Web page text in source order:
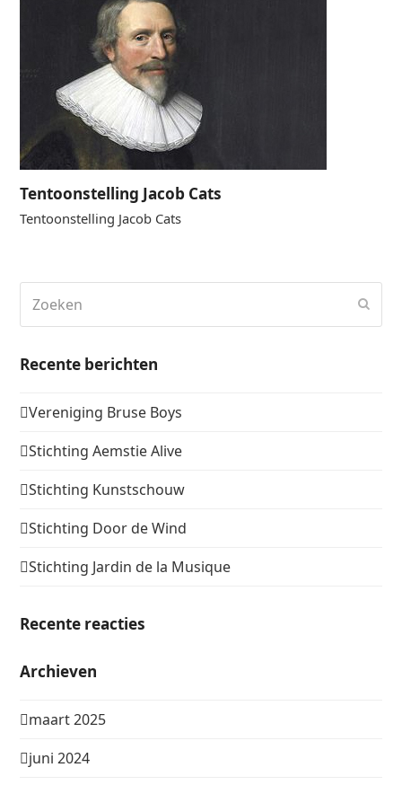
Tentoonstelling Jacob Cats
Tentoonstelling Jacob Cats
Recente berichten
Vereniging Bruse Boys
Stichting Aemstie Alive
Stichting Kunstschouw
Stichting Door de Wind
Stichting Jardin de la Musique
Recente reacties
Archieven
maart 2025
juni 2024